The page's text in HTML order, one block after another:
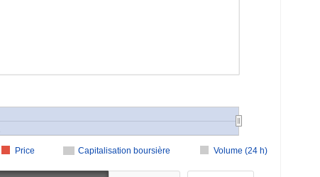
Capitalisation boursière Volume (24 h)
Price